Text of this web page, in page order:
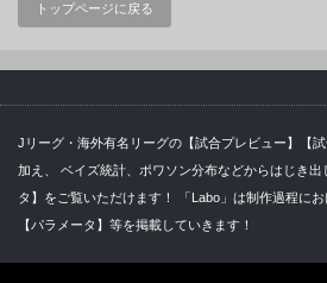
トップページに戻る
Jリーグ・海外有名リーグの【試合プレビュー】【
加え、 ベイズ統計、ポワソン分布などからはじき
タ】をご覧いただけます！ 「Labo」は制作過程に
【パラメータ】等を掲載していきます！